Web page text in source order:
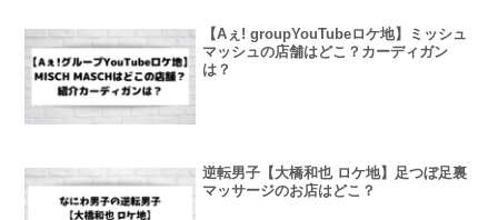
【Aぇ! groupYouTubeロケ地】ミッシュ
マッシュの店舗はどこ？カーディガン
は？
逆転男子【大橋和也 ロケ地】足つぼ足裏
マッサージのお店はどこ？